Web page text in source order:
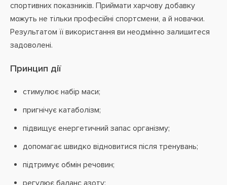
спортивних показників. Приймати харчову добавку
можуть не тільки професійні спортсмени, а й новачки.
Результатом її використання ви неодмінно залишитеся
задоволені.
Принцип дії
стимулює набір маси;
пригнічує катаболізм;
підвищує енергетичний запас організму;
допомагає швидко відновитися після тренувань;
підтримує обмін речовин;
регулює баланс азоту;